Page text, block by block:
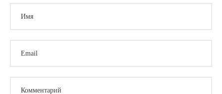
Имя
Email
Комментарий